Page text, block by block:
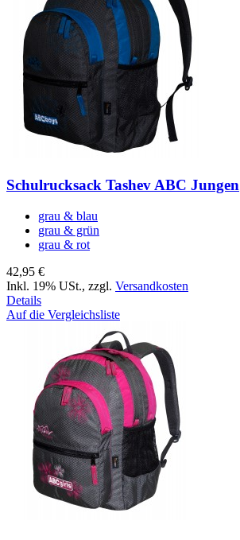
Schulrucksack Tashev ABC Jungen
grau & blau
grau & grün
grau & rot
42,95 €
Inkl. 19% USt., zzgl. Versandkosten
Details
Auf die Vergleichsliste